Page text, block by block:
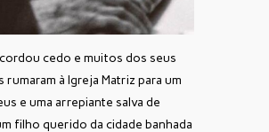
cedo e muitos dos seus
rumaram à Igreja Matriz para um
e uma arrepiante salva de
filho querido da cidade banhada